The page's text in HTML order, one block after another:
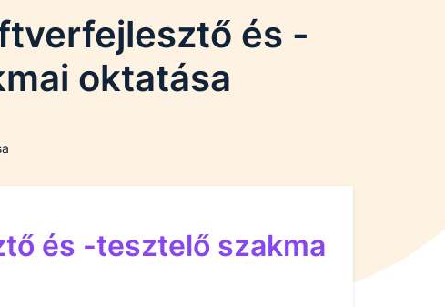
és -
oktatása
és -tesztelő szakma